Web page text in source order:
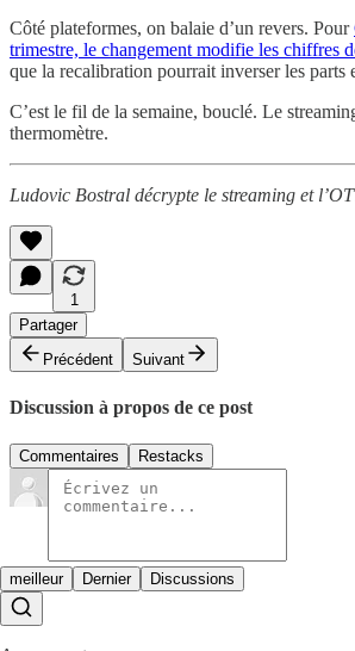
Côté plateformes, on balaie d’un revers. Pour
trimestre, le changement modifie les chiffres
que la recalibration pourrait inverser les parts
C’est le fil de la semaine, bouclé. Le
thermomètre.
Ludovic Bostral décrypte le streaming et
1
Partager
Précédent
Suivant
Discussion à propos de ce post
Commentaires Restacks
meilleur Dernier Discussions